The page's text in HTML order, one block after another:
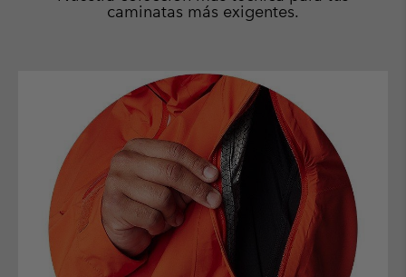
caminatas más exigentes.